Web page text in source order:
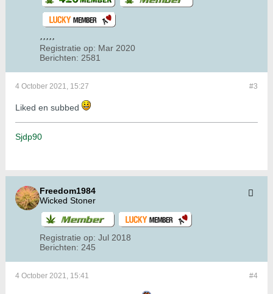
Registratie op: Mar 2020
Berichten: 2581
#3
4 October 2021, 15:27
Liked en subbed
Sjdp90
Freedom1984
Wicked Stoner
Registratie op: Jul 2018
Berichten: 245
#4
4 October 2021, 15:41